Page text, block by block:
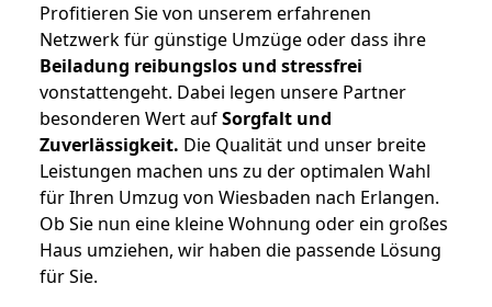
Profitieren Sie von unserem erfahrenen
Netzwerk für günstige Umzüge oder dass ihre
Beiladung reibungslos und stressfrei
vonstattengeht. Dabei legen unsere Partner
besonderen Wert aufSorgfalt und
Zuverlässigkeit. Die Qualität und unser breite
Leistungen machen uns zu der optimalen Wahl
für Ihren Umzug von Wiesbaden nach Erlangen.
Ob Sie nun eine kleine Wohnung oder ein großes
Haus umziehen, wir haben die passende Lösung
für Sie.